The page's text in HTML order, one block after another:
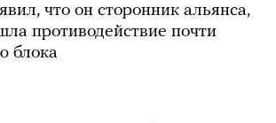
что он сторонник альянса,
противодействие почти
блока